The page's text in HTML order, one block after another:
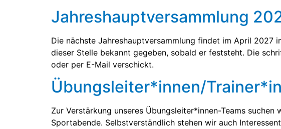
Jahreshauptversammlung
Die nächste Jahreshauptversammlung findet im April 2027
dieser Stelle bekannt gegeben, sobald er feststeht. Die
oder per E-Mail verschickt.
Übungsleiter*innen/
Zur Verstärkung unseres Übungsleiter*innen-Teams
Sportabende. Selbstverständlich stehen wir auch